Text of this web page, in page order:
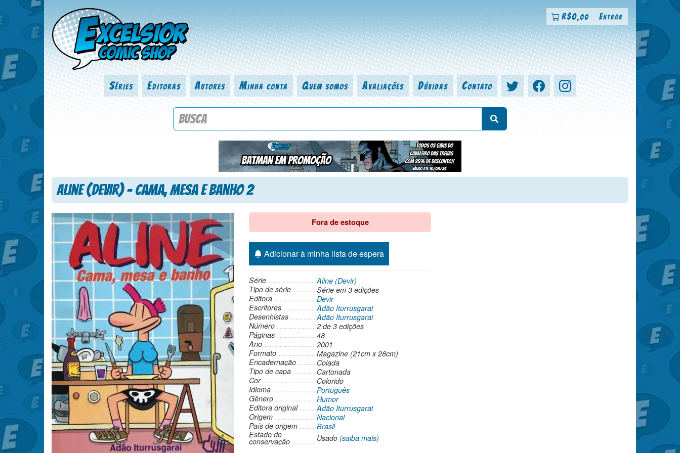
R$0,00 Entrar
Séries Editoras Autores Minha conta Quem somos Avaliações Dúvidas Contato
Procure por título da revista, personagem, série, escritor, desenhista, arte-finalista, colorista
Aline (Devir) – Cama, Mesa e Banho 2
Fora de estoque
Adicionar à minha lista de espera
Série
Aline (Devir)
Tipo de série
Série em 3 edições
Editora
Devir
Escritores
Adão Iturrusgarai
Desenhistas
Adão Iturrusgarai
Número
2 de 3 edições
Páginas
48
Ano
2001
Formato
Magazine (21cm x 28cm)
Encadernação
Colada
Tipo de capa
Cartonada
Cor
Colorido
Idioma
Português
Gênero
Humor
Editora original
Adão Iturrusgarai
Origem
Nacional
País de origem
Brasil
Estado de
conservação Usado (saiba mais)